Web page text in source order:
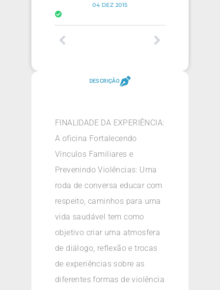
04 DEZ 2015
DESCRIÇÃO
FINALIDADE DA EXPERIÊNCIA:
A oficina Fortalecendo
Vínculos Familiares e
Prevenindo Violências: Uma
roda de conversa educar com
respeito, caminhos para uma
vida saudável tem como
objetivo criar uma atmosfera
de diálogo, reflexão e trocas
de experiências sobre as
diferentes formas de violência